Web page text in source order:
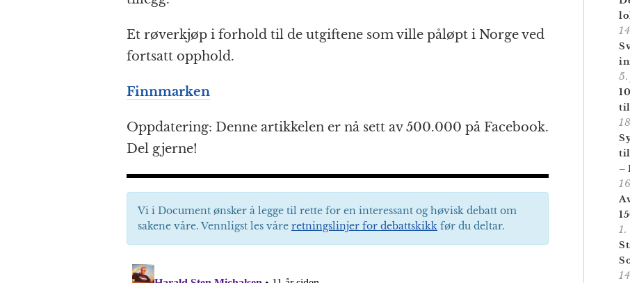
Et røverkjøp i forhold til de utgiftene som ville påløpt i Norge ved
fortsatt opphold.
Finnmarken
Oppdatering: Denne artikkelen er nå sett av 500.000 på Facebook.
Del gjerne!
Vi i Document ønsker å legge til rette for en interessant og høvisk debatt om
sakene våre. Vennligst les våre retningslinjer for debattskikk før du deltar.
til
–
1.